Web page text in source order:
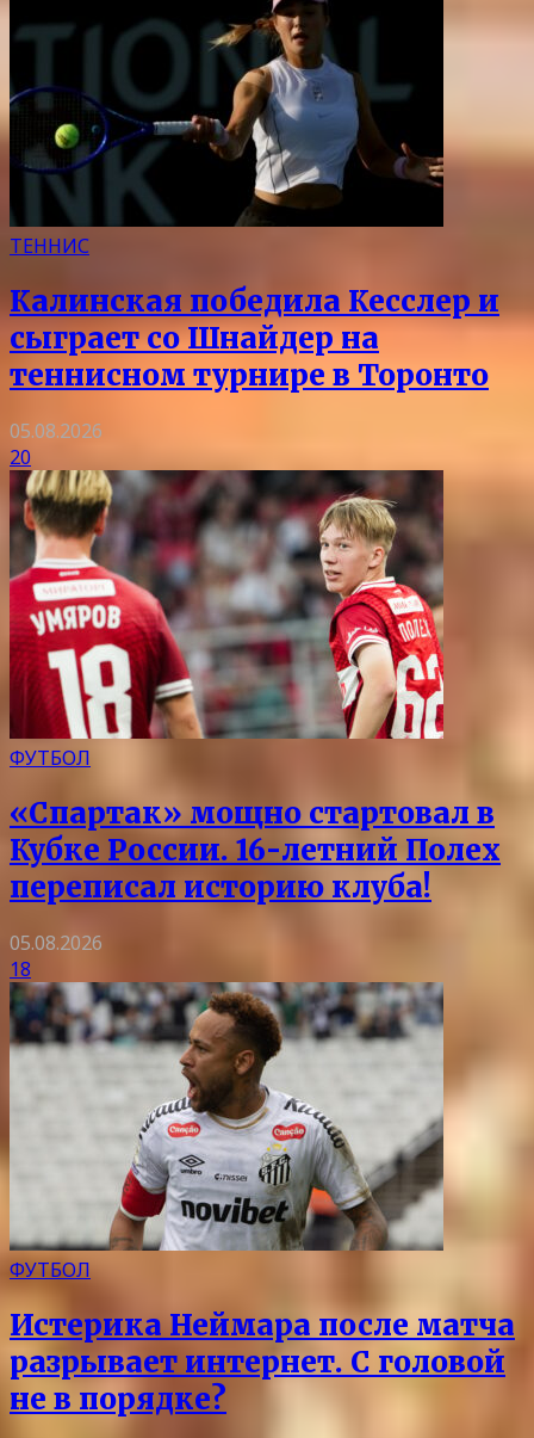
ТЕННИС
Калинская победила Кесслер и
сыграет со Шнайдер на
теннисном турнире в Торонто
05.08.2026
20
ФУТБОЛ
«Спартак» мощно стартовал в
Кубке России. 16-летний Полех
переписал историю клуба!
05.08.2026
18
ФУТБОЛ
Истерика Неймара после матча
разрывает интернет. С головой
не в порядке?